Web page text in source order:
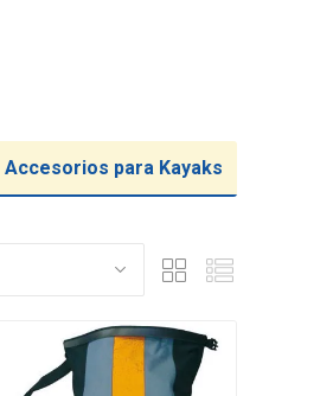
Accesorios para Kayaks